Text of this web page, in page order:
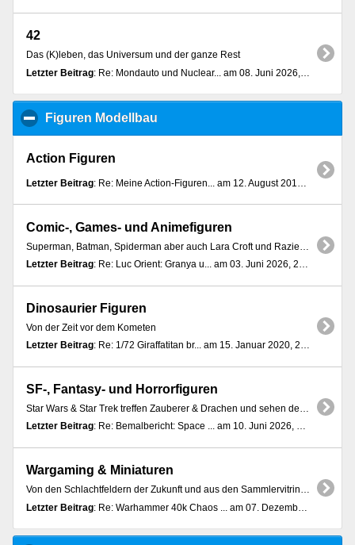
42
Das (K)leben, das Universum und der ganze Rest
Letzter Beitrag: Re: Mondauto und Nuclear... am 08. Juni 2026, 13:19:10
Figuren Modellbau
Action Figuren
Letzter Beitrag: Re: Meine Action-Figuren... am 12. August 2018, 15:07:37
Comic-, Games- und Animefiguren
Superman, Batman, Spiderman aber auch Lara Croft und Raziel treffen nicht nur Heidi und Wickie
Letzter Beitrag: Re: Luc Orient: Granya u... am 03. Juni 2026, 20:09:28
Dinosaurier Figuren
Von der Zeit vor dem Kometen
Letzter Beitrag: Re: 1/72 Giraffatitan br... am 15. Januar 2020, 22:36:40
SF-, Fantasy- und Horrorfiguren
Star Wars & Star Trek treffen Zauberer & Drachen und sehen den Horror
Letzter Beitrag: Re: Bemalbericht: Space ... am 10. Juni 2026, 12:48:29
Wargaming & Miniaturen
Von den Schlachtfeldern der Zukunft und aus den Sammlervitrinen bis 40mm
Letzter Beitrag: Re: Warhammer 40k Chaos ... am 07. Dezember 2024, 01:15:00